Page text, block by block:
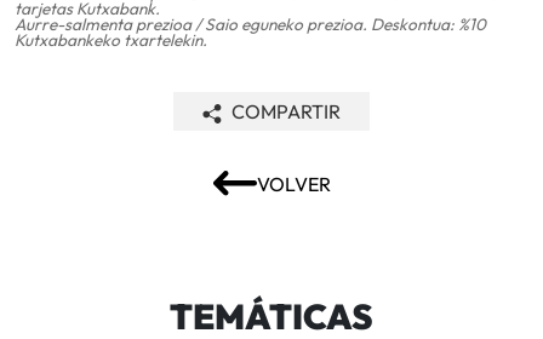
tarjetas Kutxabank.
Aurre-salmenta prezioa / Saio eguneko prezioa. Deskontua: %10
Kutxabankeko txartelekin.
VOLVER
COMPARTIR
TEMÁTICAS